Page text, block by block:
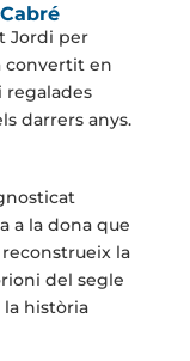
Jordi per
convertit en
regalades
darrers anys.
a la dona que
la
del segle
la història